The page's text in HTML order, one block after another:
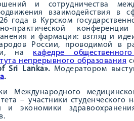
и сотрудничества
взаимодействия в
года в Курском
практической
и фармации: взгляд и
России, проводимой в
на кафедре
непрерывного образования
Sri Lanka».Модератором
.
Международного
– участники
и экономики